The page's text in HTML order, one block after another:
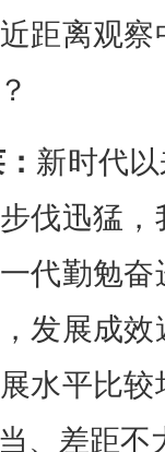
距离观
新时代
伐迅猛
代勤勉
发展成
水平比
、差距